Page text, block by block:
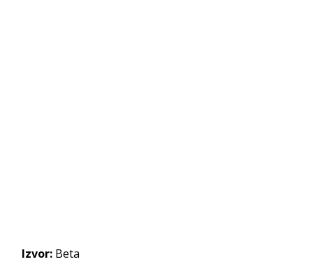
Izvor: Beta